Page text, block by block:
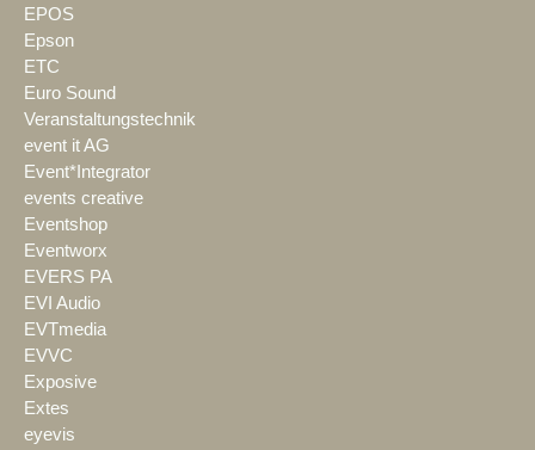
EPOS
Epson
ETC
Euro Sound
Veranstaltungstechnik
event it AG
Event*Integrator
events creative
Eventshop
Eventworx
EVERS PA
EVI Audio
EVTmedia
EVVC
Exposive
Extes
eyevis